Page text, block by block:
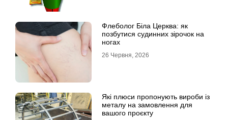
Флеболог Біла Церква: як
позбутися судинних зірочок на
ногах
26 Червня, 2026
Які плюси пропонують вироби із
металу на замовлення для
вашого проєкту